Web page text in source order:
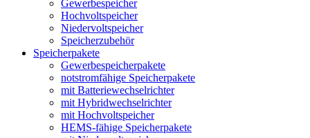
Gewerbespeicher
Hochvoltspeicher
Niedervoltspeicher
Speicherzubehör
Speicherpakete
Gewerbespeicherpakete
notstromfähige Speicherpakete
mit Batteriewechselrichter
mit Hybridwechselrichter
mit Hochvoltspeicher
HEMS-fähige Speicherpakete